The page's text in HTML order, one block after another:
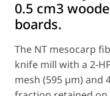
0.5 cm3
boards.
The NT mesocarp
knife mill with a 2-
mesh (595 µm) and